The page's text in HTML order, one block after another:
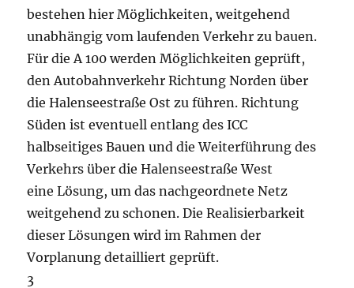
bestehen hier Möglichkeiten, weitgehend
unabhängig vom laufenden Verkehr zu bauen.
Für die A 100 werden Möglichkeiten geprüft,
den Autobahnverkehr Richtung Norden über
die Halenseestraße Ost zu führen. Richtung
Süden ist eventuell entlang des ICC
halbseitiges Bauen und die Weiterführung des
Verkehrs über die Halenseestraße West
eine Lösung, um das nachgeordnete Netz
weitgehend zu schonen. Die Realisierbarkeit
dieser Lösungen wird im Rahmen der
Vorplanung detailliert geprüft.
3